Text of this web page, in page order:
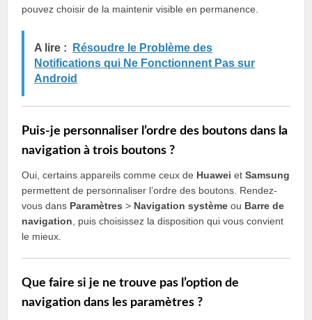
pouvez choisir de la maintenir visible en permanence.
A lire :
Résoudre le Problème des
Notifications qui Ne Fonctionnent Pas sur
Android
Puis-je personnaliser l’ordre des boutons dans la
navigation à trois boutons ?
Oui, certains appareils comme ceux de Huawei etSamsung
permettent de personnaliser l’ordre des boutons. Rendez-
vous dans Paramètres > Navigation système ou Barre de
navigation , puis choisissez la disposition qui vous convient
le mieux.
Que faire si je ne trouve pas l’option de
navigation dans les paramètres ?